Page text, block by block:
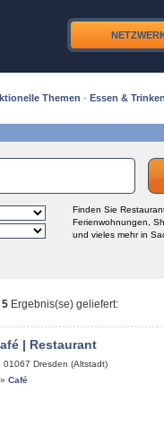
Themen · Essen &
Finden Sie
Ferienwohnungen,
und vieles mehr in
5 Ergebnis(se) geliefert:
| Restaurant
01067 Dresden (Altstadt)
» Café